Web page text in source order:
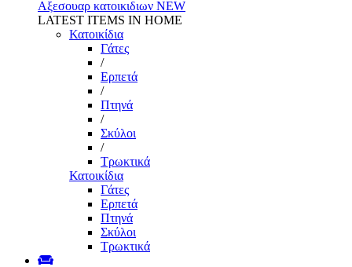
Αξεσουαρ κατοικιδιων NEW
LATEST ITEMS IN HOME
Κατοικίδια
Γάτες
/
Ερπετά
/
Πτηνά
/
Σκύλοι
/
Τρωκτικά
Κατοικίδια
Γάτες
Ερπετά
Πτηνά
Σκύλοι
Τρωκτικά